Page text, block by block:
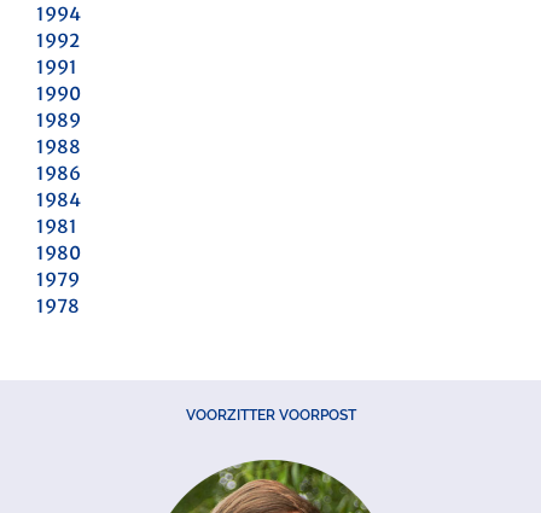
1994
1992
1991
1990
1989
1988
1986
1984
1981
1980
1979
1978
VOORZITTER VOORPOST